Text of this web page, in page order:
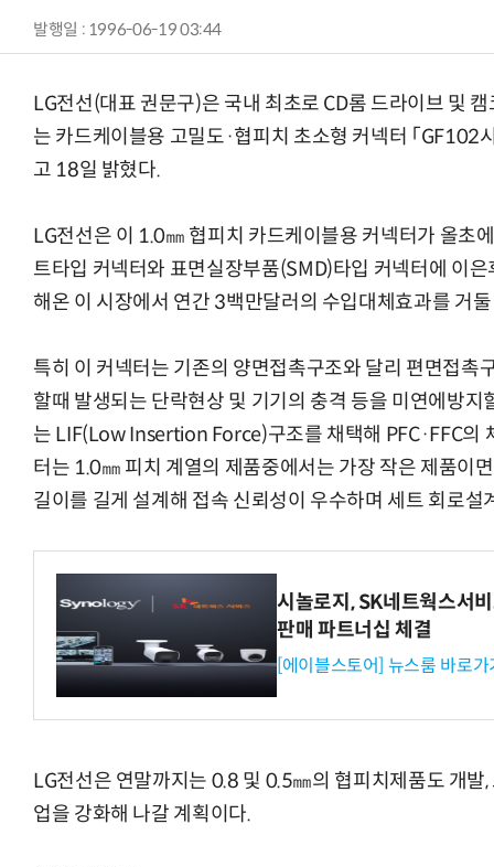
발행일 : 1996-06-19 03:44
LG전선(대표 권문구)은 국내 최초로 CD롬 드라이브 및
는 카드케이블용 고밀도·협피치 초소형 커넥터 「GF102
고 18일 밝혔다.
LG전선은 이 1.0㎜ 협피치 카드케이블용 커넥터가 올초
트타입 커넥터와 표면실장부품(SMD)타입 커넥터에 이
해온 이 시장에서 연간 3백만달러의 수입대체효과를 거
특히 이 커넥터는 기존의 양면접촉구조와 달리 편면접촉
할때 발생되는 단락현상 및 기기의 충격 등을 미연에방
는 LIF(Low Insertion Force)구조를 채택해 PFC·FFC의
터는 1.0㎜ 피치 계열의 제품중에서는 가장 작은 제품이
길이를 길게 설계해 접속 신뢰성이 우수하며 세트 회로설
시놀로지, SK네트웍스서
판매 파트너십 체결
[에이블스토어] 뉴스룸 바로가
LG전선은 연말까지는 0.8 및 0.5㎜의 협피치제품도 개
업을 강화해 나갈 계획이다.